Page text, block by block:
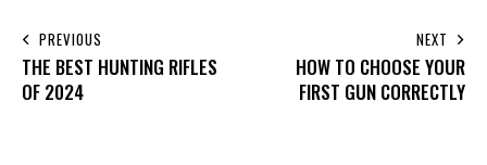
PREVIOUS
THE BEST HUNTING RIFLES
OF 2024
NEXT
HOW TO CHOOSE YOUR
FIRST GUN CORRECTLY